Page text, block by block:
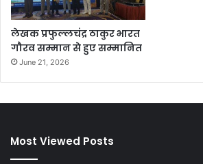
लेखक प्रफुल्लचंद्र ठाकुर भारत
गौरव सम्मान से हुए सम्मानित
June 21, 2026
Most Viewed Posts